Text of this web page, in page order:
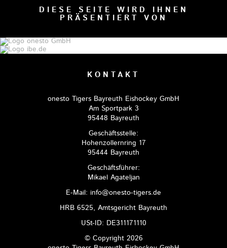
DIESE SEITE WIRD IHNEN
PRÄSENTIERT VON
KONTAKT
onesto Tigers Bayreuth Eishockey GmbH
Am Sportpark 3
95448 Bayreuth
Geschäftsstelle:
Hohenzollernring 17
95444 Bayreuth
Geschäftsführer:
Mikael Agateljan
E-Mail: info@onesto-tigers.de
HRB 6525, Amtsgericht Bayreuth
USt-ID: DE311171110
© Copyright 2026